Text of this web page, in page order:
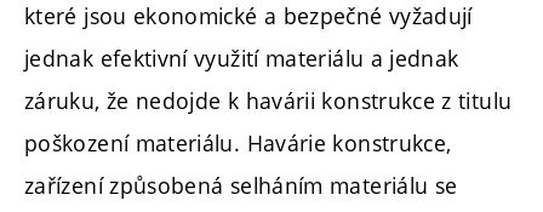
které jsou ekonomické a bezpečné vyžadují
jednak efektivní využití materiálu a jednak
záruku, že nedojde k havárii konstrukce z titulu
poškození materiálu. Havárie konstrukce,
zařízení způsobená selháním materiálu se